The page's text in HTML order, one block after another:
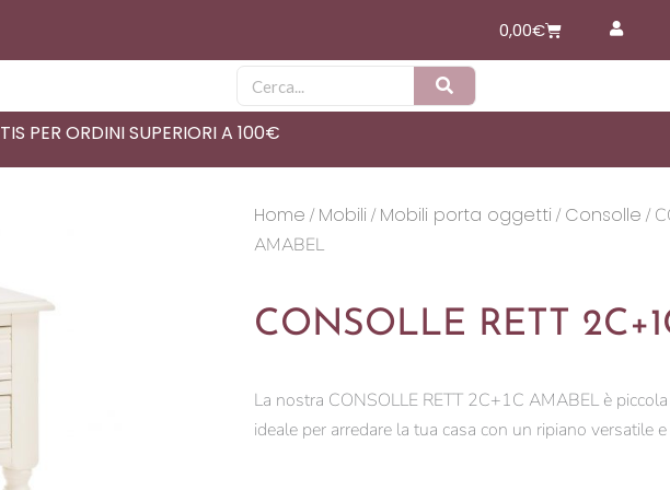
0,00€Carrello
Cerca
PER ORDINI SUPERIORI A 100€
Home /Mobili /Mobili porta oggetti /Consolle /
AMABEL
CONSOLLE RETT
La nostra CONSOLLE RETT 2C+1C AMABEL è
ideale per arredare la tua casa con un ripiano versatile